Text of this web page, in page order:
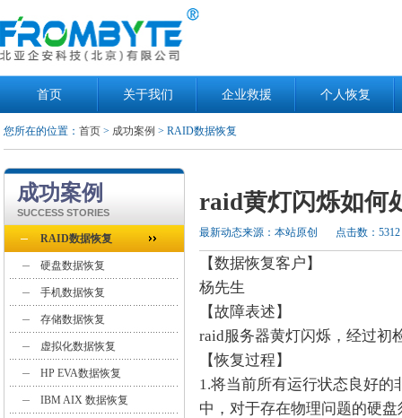
首页 关于我们 企业救援 个人恢复
您所在的位置： 首页> 成功案例 > RAID数据恢复
成功案例
SUCCESS STORIES
RAID数据恢复
硬盘数据恢复
手机数据恢复
存储数据恢复
虚拟化数据恢复
HP EVA数据恢复
IBM AIX 数据恢复
raid黄灯闪烁如何
最新动态来源：本站原创 点击数：5312
【数据恢复客户】
杨先生
【故障表述】
raid服务器黄灯闪烁，经过初
【恢复过程】
1.将当前所有运行状态良好
中，对于存在物理问题的硬